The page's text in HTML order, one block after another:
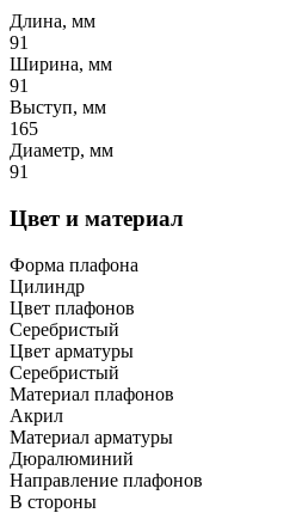
Длина, мм
91
Ширина, мм
91
Выступ, мм
165
Диаметр, мм
91
Цвет и материал
Форма плафона
Цилиндр
Цвет плафонов
Серебристый
Цвет арматуры
Серебристый
Материал плафонов
Акрил
Материал арматуры
Дюралюминий
Направление плафонов
В стороны